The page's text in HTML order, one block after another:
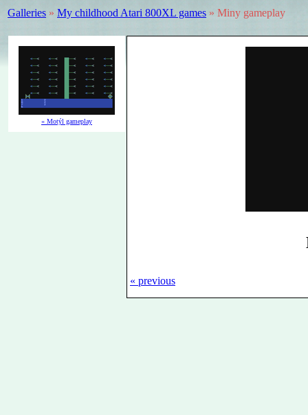
Galleries » My childhood Atari 800XL games » Miny gameplay
« Motýl gameplay
« previous